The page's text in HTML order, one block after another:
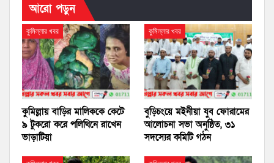
আরো পড়ুন
কুমিল্লার খবর
কুমিল্লায় বাড়ির মালিককে কেটে
৯ টুকরো করে পলিথিনে রাখেন
ভাড়াটিয়া
কুমিল্লার খবর
বুড়িচংয়ে মইনীয়া যুব ফোরামের
আলোচনা সভা অনুষ্ঠিত, ৩১
সদস্যের কমিটি গঠন